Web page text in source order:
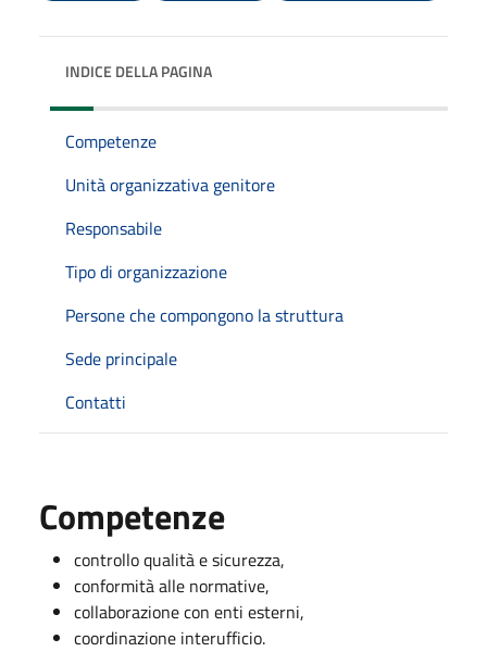
INDICE DELLA PAGINA
Competenze
Unità organizzativa genitore
Responsabile
Tipo di organizzazione
Persone che compongono la struttura
Sede principale
Contatti
Competenze
controllo qualità e sicurezza,
conformità alle normative,
collaborazione con enti esterni,
coordinazione interufficio.